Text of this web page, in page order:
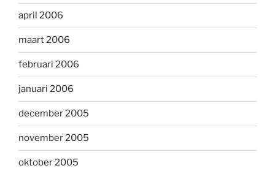
april 2006
maart 2006
februari 2006
januari 2006
december 2005
november 2005
oktober 2005